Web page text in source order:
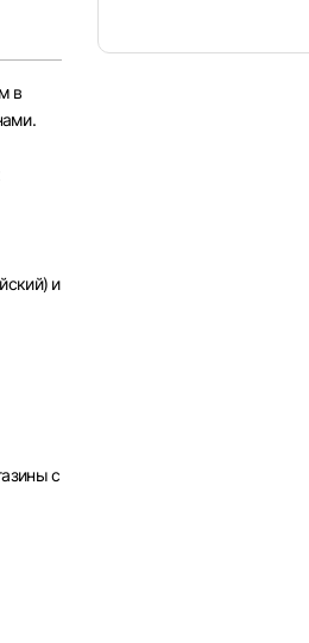
в
и
с